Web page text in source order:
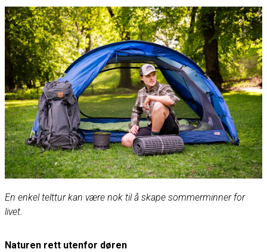
En enkel telttur kan være nok til å skape sommer­minner for
livet.
Naturen rett utenfor døren